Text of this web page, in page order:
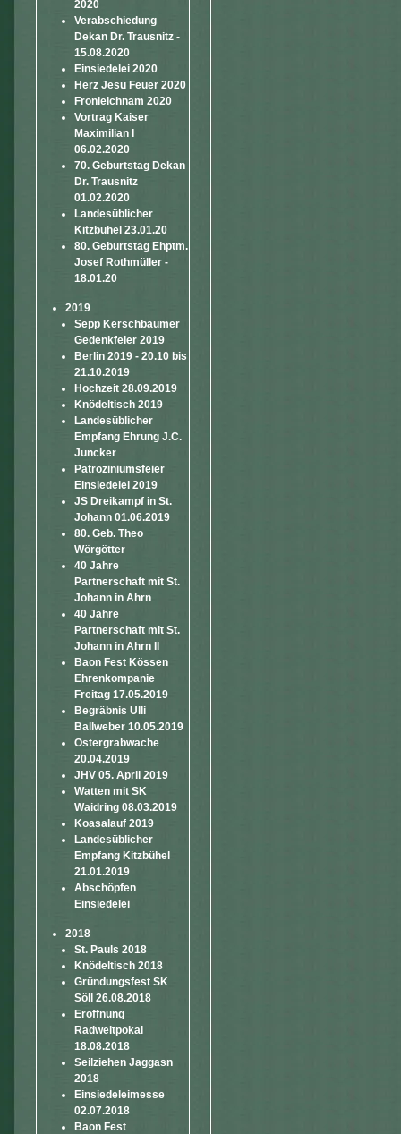
2020
Verabschiedung
Dekan Dr. Trausnitz -
15.08.2020
Einsiedelei 2020
Herz Jesu Feuer 2020
Fronleichnam 2020
Vortrag Kaiser
Maximilian I
06.02.2020
70. Geburtstag Dekan
Dr. Trausnitz
01.02.2020
Landesüblicher
Kitzbühel 23.01.20
80. Geburtstag Ehptm.
Josef Rothmüller -
18.01.20
2019
Sepp Kerschbaumer
Gedenkfeier 2019
Berlin 2019 - 20.10 bis
21.10.2019
Hochzeit 28.09.2019
Knödeltisch 2019
Landesüblicher
Empfang Ehrung J.C.
Juncker
Patroziniumsfeier
Einsiedelei 2019
JS Dreikampf in St.
Johann 01.06.2019
80. Geb. Theo
Wörgötter
40 Jahre
Partnerschaft mit St.
Johann in Ahrn
40 Jahre
Partnerschaft mit St.
Johann in Ahrn II
Baon Fest Kössen
Ehrenkompanie
Freitag 17.05.2019
Begräbnis Ulli
Ballweber 10.05.2019
Ostergrabwache
20.04.2019
JHV 05. April 2019
Watten mit SK
Waidring 08.03.2019
Koasalauf 2019
Landesüblicher
Empfang Kitzbühel
21.01.2019
Abschöpfen
Einsiedelei
2018
St. Pauls 2018
Knödeltisch 2018
Gründungsfest SK
Söll 26.08.2018
Eröffnung
Radweltpokal
18.08.2018
Seilziehen Jaggasn
2018
Einsiedeleimesse
02.07.2018
Baon Fest